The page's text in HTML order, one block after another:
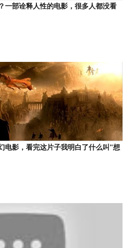
一部诠释人性的电影，很多人都没看
电影，看完这片子我明白了什么叫“想